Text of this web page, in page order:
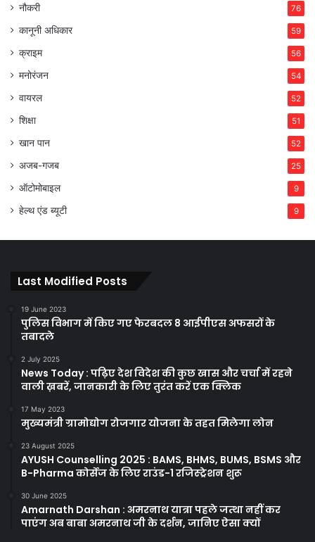
नौकरी 76
कानूनी अधिकार 59
क्राइम 56
मनोरंजन 54
वायरल 52
शिक्षा 51
खान पान 52
अजब-गजब 25
ऑटोमोबाइल 9
हेल्थ एंड ब्यूटी 9
Last Modified Posts
19 June 2023
पुलिस विभाग में किए गए फेरबदल 8 आईपीएस अफसरों के
तबादले
2 July 2025
News Today : पढ़िए देश विदेश की कुछ खास और चर्चा में रहने
वाली ख़बरें, जानकारी के लिए तुरंत करें एक क्लिक
17 May 2023
मुख्यमंत्री ग्रामोद्योग रोजगार योजना के तहत मिलेगा लोन
23 August 2025
AYUSH Counselling 2025 : BAMS, BHMS, BUMS, BSMS और
B-Pharma कोर्सेज के लिए राउंड-1 रजिस्ट्रेशन शुरू
30 June 2025
Amarnath Darshan : अमरनाथ यात्रा पहले जत्था नहीं कर
पाएंग अब बाबा अमरनाथ जी के दर्शन, जानिए ऐसा क्यों